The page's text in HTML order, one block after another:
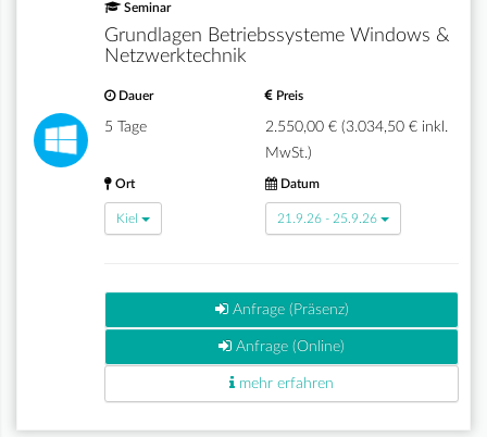
Seminar
Grundlagen Betriebssysteme Windows &
Netzwerktechnik
Dauer
5 Tage
Preis
2.550,00 € (3.034,50 € inkl.
MwSt.)
Ort
Kiel
Datum
21.9.26 - 25.9.26
Anfrage (Präsenz)
Anfrage (Online)
mehr erfahren